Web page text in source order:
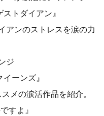
トダイアン』
アンのストレスを涙の力
ジ
ーンズ』
メの涙活作品を紹介。
すよ』